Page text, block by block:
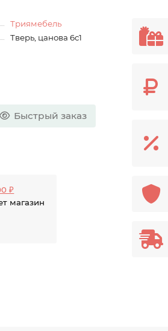
Триямебель
Тверь, цанова 6с1
Быстрый заказ
₽
магазин